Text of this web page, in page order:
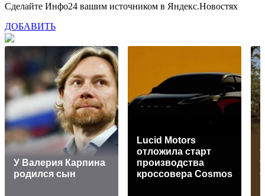
Сделайте Инфо24 вашим источником в Яндекс.Новостях
ДОБАВИТЬ
У Валерия Карпина
родился сын
Lucid Motors
отложила старт
производства
кроссовера Cosmos